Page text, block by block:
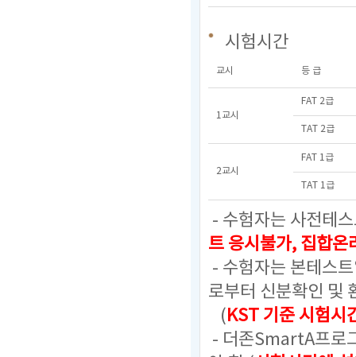
시험시간
교시 등 급
1교시
FAT 2급
TAT 2급
2교시
FAT 1급
TAT 1급
- 수험자는 사전테
트 응시불가, 집합온
- 수험자는 본테스
로부터 신분확인 및
(KST 기준 시험시
- 더존SmartA프로